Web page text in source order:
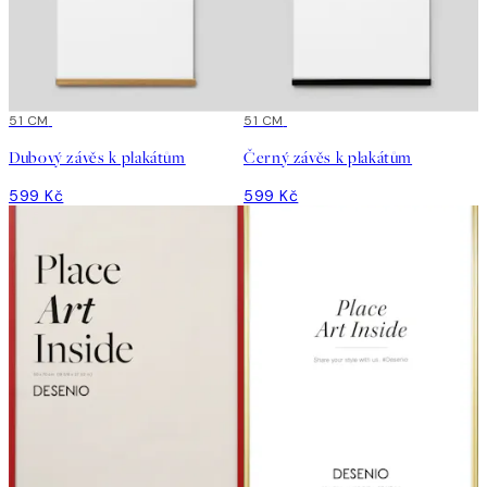
51 CM
Dubový závěs k plakátům
599 Kč
51 CM
Černý závěs k plakátům
599 Kč